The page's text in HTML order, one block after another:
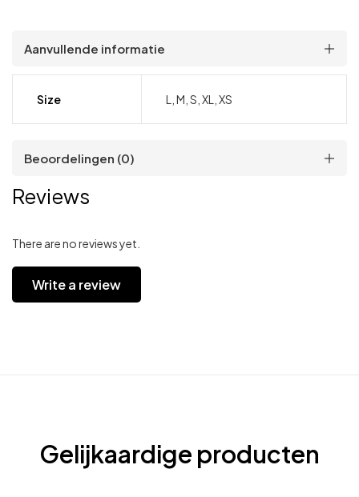
Aanvullende informatie
Size L, M, S, XL, XS
Beoordelingen (0)
Reviews
There are no reviews yet.
Write a review
Gelijkaardige producten